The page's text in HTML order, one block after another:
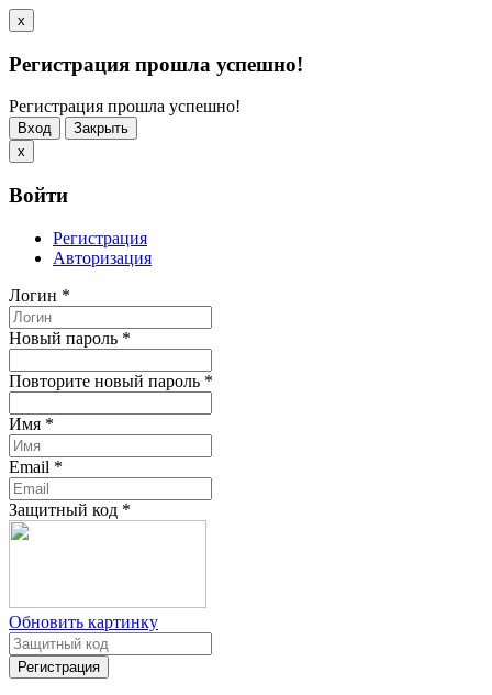
x
Регистрация прошла успешно!
Регистрация прошла успешно!
Вход
Закрыть
x
Войти
Регистрация
Авторизация
Логин *
Новый пароль *
Повторите новый пароль *
Имя *
Email *
Защитный код *
Обновить картинку